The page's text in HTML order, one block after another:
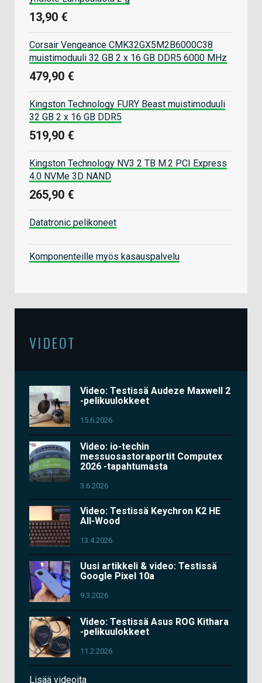
13,90 €
Corsair Vengeance CMK32GX5M2B6000C38
muistimoduuli 32 GB 2 x 16 GB DDR5 6000 MHz
479,90 €
Kingston Technology FURY Beast muistimoduuli
32 GB 2 x 16 GB DDR5
519,90 €
Kingston Technology NV3 2 TB M.2 PCI Express
4.0 NVMe 3D NAND
265,90 €
Datatronic pelikoneet
Komponenteille myös kasauspalvelu
VIDEOT
Video: Testissä Audeze Maxwell 2
-pelikuulokkeet
15.6.2026
Video: io-techin
messuosastoraportit Computex
2026 -tapahtumasta
3.6.2026
Video: Testissä Keychron K2 HE
All-Wood
13.4.2026
Uusi artikkeli & video: Testissä
Google Pixel 10a
9.3.2026
Video: Testissä Asus ROG Kithara
-pelikuulokkeet
11.2.2026
Lisää videoita